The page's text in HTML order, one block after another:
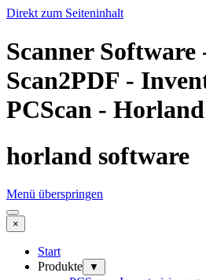
Direkt zum Seiteninhalt
Scanner Software
Scan2PDF -
PCScan -
horland software
Menü überspringen
×
Start
Produkte
▼